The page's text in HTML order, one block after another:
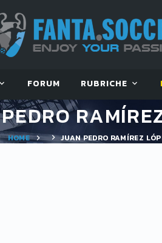
FORUM RUBRICHE
HOME JUAN PEDRO RAMÍREZ